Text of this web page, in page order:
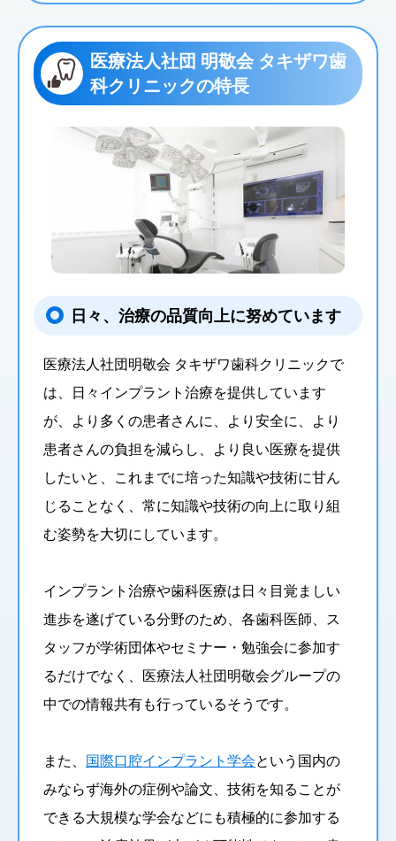
医療法人社団 明敬会 タキザワ歯
科クリニックの特長
日々、治療の品質向上に努めています
医療法人社団明敬会 タキザワ歯科クリニックで
は、日々インプラント治療を提供しています
が、より多くの患者さんに、より安全に、より
患者さんの負担を減らし、より良い医療を提供
したいと、これまでに培った知識や技術に甘ん
じることなく、常に知識や技術の向上に取り組
む姿勢を大切にしています。
インプラント治療や歯科医療は日々目覚ましい
進歩を遂げている分野のため、各歯科医師、ス
タッフが学術団体やセミナー・勉強会に参加す
るだけでなく、医療法人社団明敬会グループの
中での情報共有も行っているそうです。
また、 国際口腔インプラント学会という国内の
みならず海外の症例や論文、技術を知ることが
できる大規模な学会などにも積極的に参加する